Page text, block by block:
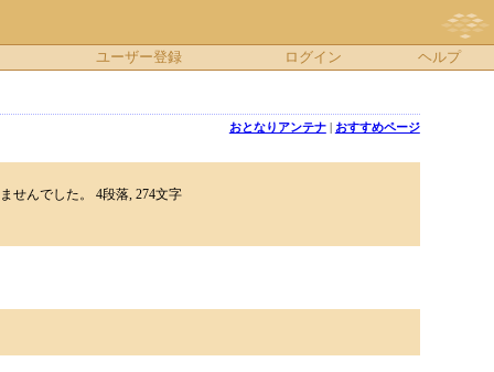
ユーザー登録 ログイン ヘルプ
おとなりアンテナ| おすすめページ
せんでした。 4段落, 274文字